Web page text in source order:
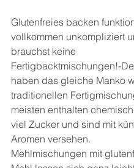
Glutenfreies backen
vollkommen unkompliziert
brauchst keine
Fertigbacktmischungen!-
haben das gleiche Manko
traditionellen
meisten enthalten
viel Zucker und sind mit
Aromen versehen.
Mehlmischungen mit